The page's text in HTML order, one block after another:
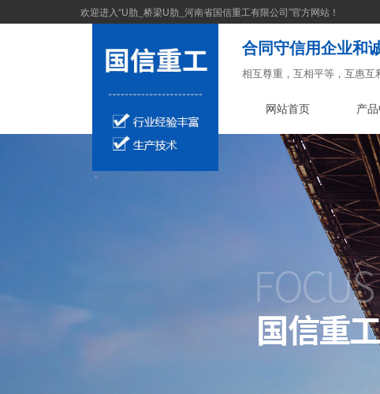
欢迎进入“U肋_桥梁U肋_河南省国信重工有限公司”官方网站！
合同守信用企业和
相互尊重，互相平等，互惠互
网站首页 产